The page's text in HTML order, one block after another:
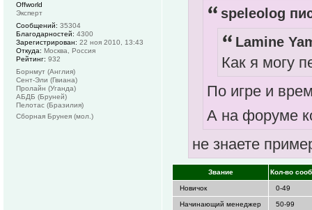
speleolog
Lamine
Как я могу
По игре и
А на форуме
не знаете
Звание Кол-во
Новичок 0-49
Начинающий менеджер 50-99
Offworld
Эксперт
Сообщений: 35304
Благодарностей: 4300
Зарегистрирован: 22 ноя 2010, 13:43
Откуда: Москва, Россия
Рейтинг: 932
Борнмут (Англия)
Сент-Эли (Гвиана)
Пролайн (Уганда)
АБДБ (Бруней)
Пелотас (Бразилия)
Сборная Брунея (мол.)